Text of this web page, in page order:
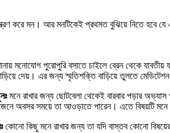
করে মন। আর মনটিকেই প্রথমত বুঝিয়ে নিতে হবে
মনোযোগ পুরোপুরি বসাতে চাইলে ব্রেন থেকে
দেয়। এর জন্য স্মৃতিশক্তি বাড়িয়ে তুলতে
মনে রাখার জন্য ছোটবেলা থেকেই বারবার পড়ার
অবসর সময়ে তা আওড়াতে পারেন। এতে বিষয়টি মনে
কোনো কিছু মনে রাখার জন্য তা যদি বাস্তব কোনো